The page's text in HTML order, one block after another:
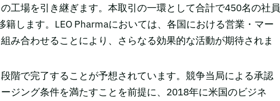
工場を引き継ぎます。本取引の一環として合計で450名の社員
籍します。LEO Pharmaにおいては、各国における営業・マー
み合わせることにより、さらなる効果的な活動が期待されま
階で完了することが予想されています。競争当局による承認
ジング条件を満たすことを前提に、2018年に米国のビジネ